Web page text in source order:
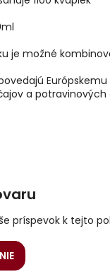
je možné
a potravinových
príspevok k tejto